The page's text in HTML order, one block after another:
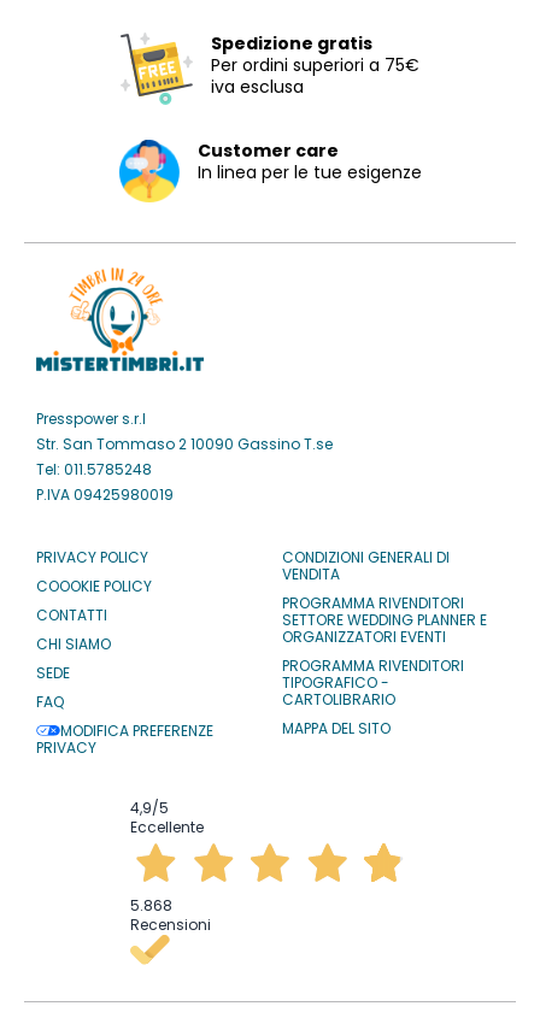
Spedizione gratis
Per ordini superiori a 75€
iva esclusa
Customer care
In linea per le tue esigenze
Presspower s.r.l
Str. San Tommaso 2 10090 Gassino T.se
Tel: 011.5785248
P.IVA 09425980019
PRIVACY POLICY
COOOKIE POLICY
CONTATTI
CHI SIAMO
SEDE
FAQ
MODIFICA PREFERENZE
PRIVACY
CONDIZIONI GENERALI DI
VENDITA
PROGRAMMA RIVENDITORI
SETTORE WEDDING PLANNER E
ORGANIZZATORI EVENTI
PROGRAMMA RIVENDITORI
TIPOGRAFICO -
CARTOLIBRARIO
MAPPA DEL SITO
4,9/5
Eccellente
5.868
Recensioni